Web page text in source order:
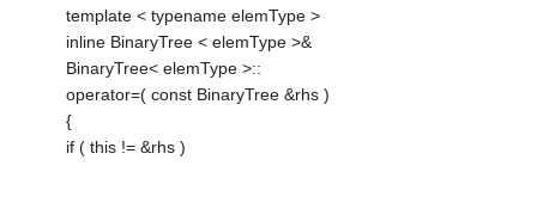
template < typename elemType >
inline BinaryTree < elemType >&
BinaryTree< elemType >::
operator=( const BinaryTree &rhs )
{
if ( this != &rhs )